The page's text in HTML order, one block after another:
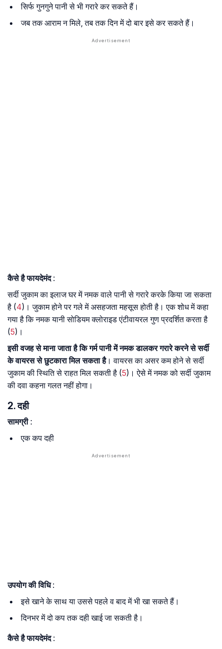
सिर्फ गुनगुने पानी से भी गरारे कर सकते हैं।
जब तक आराम न मिले, तब तक दिन में दो बार इसे कर सकते हैं।
कैसे है फायदेमंद:
सर्दी जुकाम का इलाज घर में नमक वाले पानी से गरारे करके किया जा सकता
है (4)। जुकाम होने पर गले में असहजता महसूस होती है। एक शोध में कहा
गया है कि नमक यानी सोडियम क्लोराइड एंटीवायरल गुण प्रदर्शित करता है
(5)।
इसी वजह से माना जाता है कि गर्म पानी में नमक डालकर गरारे करने से सर्दी
के वायरस से छुटकारा मिल सकता है। वायरस का असर कम होने से सर्दी
जुकाम की स्थिति से राहत मिल सकती है (5)। ऐसे में नमक को सर्दी जुकाम
की दवा कहना गलत नहीं होगा।
2. दही
सामग्री:
एक कप दही
उपयोग की विधि:
इसे खाने के साथ या उससे पहले व बाद में भी खा सकते हैं।
दिनभर में दो कप तक दही खाई जा सकती है।
कैसे है फायदेमंद: